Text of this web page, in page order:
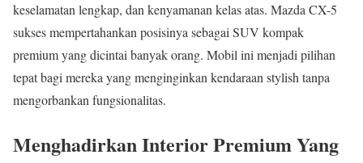
keselamatan lengkap, dan kenyamanan kelas atas. Mazda CX-5
sukses mempertahankan posisinya sebagai SUV kompak
premium yang dicintai banyak orang. Mobil ini menjadi pilihan
tepat bagi mereka yang menginginkan kendaraan stylish tanpa
mengorbankan fungsionalitas.
Menghadirkan Interior Premium Yang